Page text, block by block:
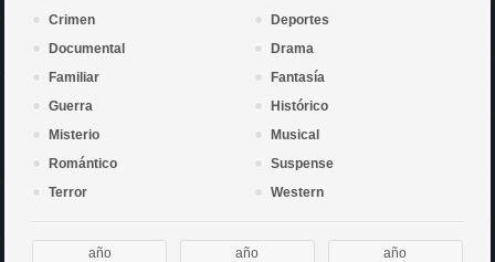
Crimen
Deportes
Documental
Drama
Familiar
Fantasía
Guerra
Histórico
Misterio
Musical
Romántico
Suspense
Terror
Western
año año año